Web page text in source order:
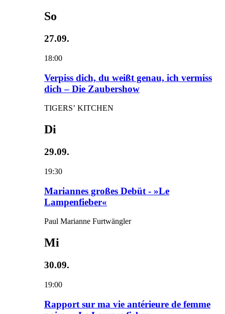
So
27.09.
18:00
Verpiss dich, du weißt genau, ich vermiss
dich – Die Zaubershow
TIGERS’ KITCHEN
Di
29.09.
19:30
Mariannes großes Debüt - »Le
Lampenfieber«
Paul Marianne Furtwängler
Mi
30.09.
19:00
Rapport sur ma vie antérieure de femme